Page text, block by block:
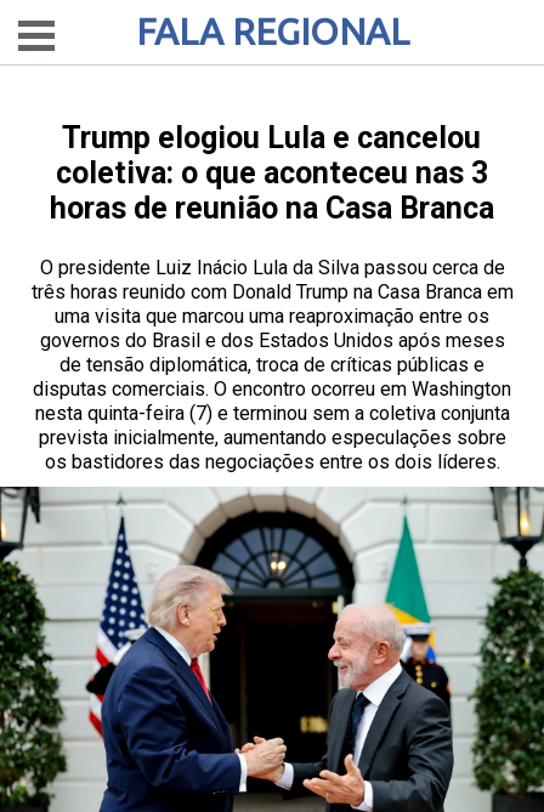
FALA REGIONAL
Trump elogiou Lula e cancelou
coletiva: o que aconteceu nas 3
horas de reunião na Casa Branca
O presidente Luiz Inácio Lula da Silva passou cerca de
três horas reunido com Donald Trump na Casa Branca em
uma visita que marcou uma reaproximação entre os
governos do Brasil e dos Estados Unidos após meses
de tensão diplomática, troca de críticas públicas e
disputas comerciais. O encontro ocorreu em Washington
nesta quinta-feira (7) e terminou sem a coletiva conjunta
prevista inicialmente, aumentando especulações sobre
os bastidores das negociações entre os dois líderes.